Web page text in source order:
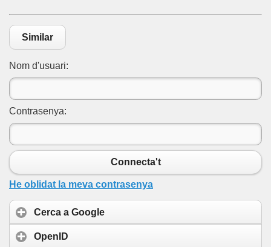
Similar
Nom d'usuari:
Contrasenya:
Connecta't
He oblidat la meva contrasenya
Cerca a Google
OpenID